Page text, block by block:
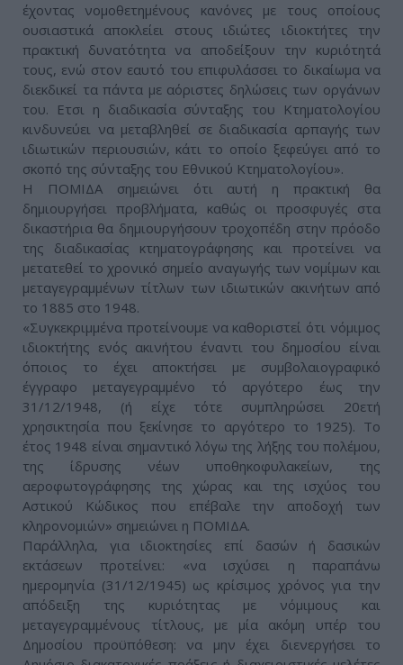
έχοντας νομοθετημένους κανόνες με τους οποίους
ουσιαστικά αποκλείει στους ιδιώτες ιδιοκτήτες την
πρακτική δυνατότητα να αποδείξουν την κυριότητά
τους, ενώ στον εαυτό του επιφυλάσσει το δικαίωμα να
διεκδικεί τα πάντα με αόριστες δηλώσεις των οργάνων
του. Ετσι η διαδικασία σύνταξης του Κτηματολογίου
κινδυνεύει να μεταβληθεί σε διαδικασία αρπαγής των
ιδιωτικών περιουσιών, κάτι το οποίο ξεφεύγει από το
σκοπό της σύνταξης του Εθνικού Κτηματολογίου».
Η ΠΟΜΙΔΑ σημειώνει ότι αυτή η πρακτική θα
δημιουργήσει προβλήματα, καθώς οι προσφυγές στα
δικαστήρια θα δημιουργήσουν τροχοπέδη στην πρόοδο
της διαδικασίας κτηματογράφησης και προτείνει να
μετατεθεί το χρονικό σημείο αναγωγής των νομίμων και
μεταγεγραμμένων τίτλων των ιδιωτικών ακινήτων από
το 1885 στο 1948.
«Συγκεκριμμένα προτείνουμε να καθοριστεί ότι νόμιμος
ιδιοκτήτης ενός ακινήτου έναντι του δημοσίου είναι
όποιος το έχει αποκτήσει με συμβολαιογραφικό
έγγραφο μεταγεγραμμένο τό αργότερο έως την
31/12/1948, (ή είχε τότε συμπληρώσει 20ετή
χρησικτησία που ξεκίνησε το αργότερο το 1925). Το
έτος 1948 είναι σημαντικό λόγω της λήξης του πολέμου,
της ίδρυσης νέων υποθηκοφυλακείων, της
αεροφωτογράφησης της χώρας και της ισχύος του
Αστικού Κώδικος που επέβαλε την αποδοχή των
κληρονομιών» σημειώνει η ΠΟΜΙΔΑ.
Παράλληλα, για ιδιοκτησίες επί δασών ή δασικών
εκτάσεων προτείνει: «να ισχύσει η παραπάνω
ημερομηνία (31/12/1945) ως κρίσιμος χρόνος για την
απόδειξη της κυριότητας με νόμιμους και
μεταγεγραμμένους τίτλους, με μία ακόμη υπέρ του
Δημοσίου προϋπόθεση: να μην έχει διενεργήσει το